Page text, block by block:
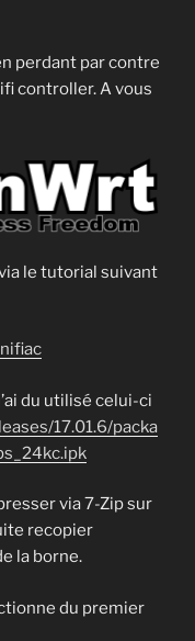
perdant par contre
controller. A vous
le tutorial suivant
du utilisé celui-ci
17.01.6/packa
via 7-Zip sur
recopier
la borne.
du premier